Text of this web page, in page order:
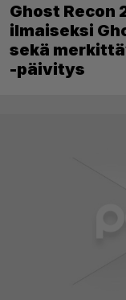
Ghost Recon
ilmaiseksi
sekä
-päivitys